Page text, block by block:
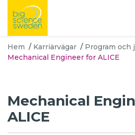
Hem / Karriärvägar / Program och
Mechanical Engineer for ALICE
Mechanical
ALICE